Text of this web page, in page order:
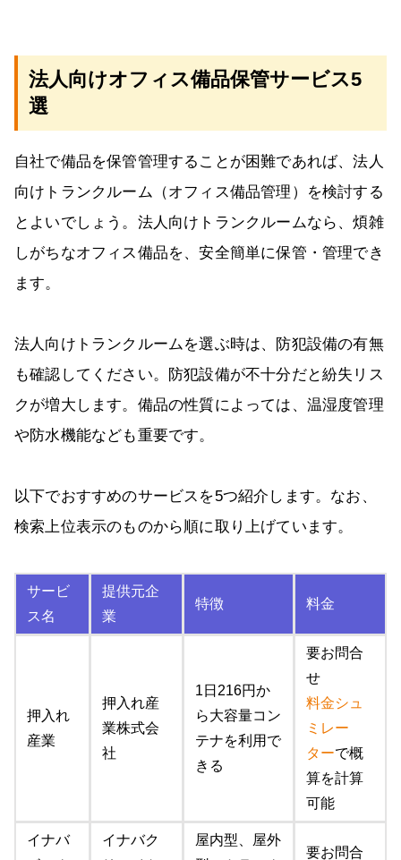
法人向けオフィス備品保管サービス5
選
自社で備品を保管管理することが困難であれば、法人
向けトランクルーム（オフィス備品管理）を検討する
とよいでしょう。法人向けトランクルームなら、煩雑
しがちなオフィス備品を、安全簡単に保管・管理でき
ます。
法人向けトランクルームを選ぶ時は、防犯設備の有無
も確認してください。防犯設備が不十分だと紛失リス
クが増大します。備品の性質によっては、温湿度管理
や防水機能なども重要です。
以下でおすすめのサービスを5つ紹介します。なお、
検索上位表示のものから順に取り上げています。
サービ
ス名
提供元企
業
特徴 料金
押入れ
産業
押入れ産
業株式会
社
1日216円か
ら大容量コン
テナを利用で
きる
要お問合
せ
料金シュ
ミレー
ターで概
算を計算
可能
イナバ
イナバク
屋内型、屋外
要お問合